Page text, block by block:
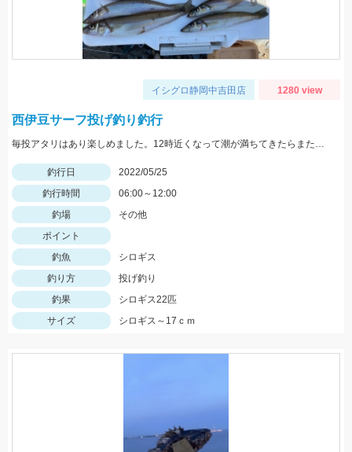
イシグロ静岡中吉田店 1280 view
西伊豆サーフ投げ釣り釣行
毎投アタリはあり楽しめました。12時近くなって潮が満ちてきたらまた食い良くなりましたが、エサ切れで終了しました。エサは赤イソメでした。
釣行日
2022/05/25
釣行時間
06:00～12:00
釣場
その他
ポイント
釣魚
シロギス
釣り方
投げ釣り
釣果
シロギス22匹
サイズ
シロギス～17ｃｍ